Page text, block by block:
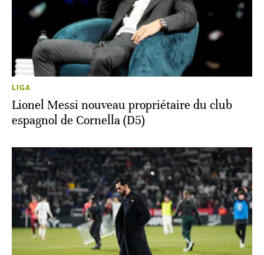
LIGA
Lionel Messi nouveau propriétaire du club
espagnol de Cornella (D5)